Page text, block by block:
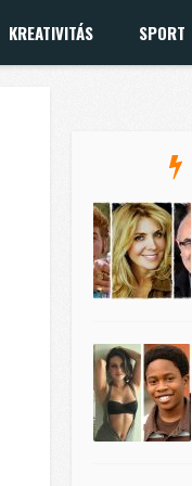
KREATIVITÁS SPORT